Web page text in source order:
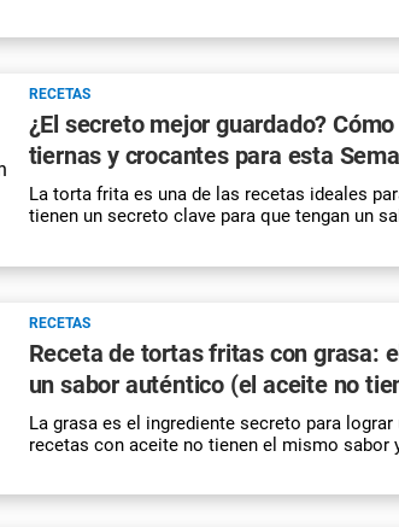
RECETAS
¿El secreto mejor guardado?
tiernas y crocantes para esta
La torta frita es una de las recetas ideales
tienen un secreto clave para que tengan un
RECETAS
Receta de tortas fritas con grasa:
un sabor auténtico (el aceite no
La grasa es el ingrediente secreto para
recetas con aceite no tienen el mismo sabor